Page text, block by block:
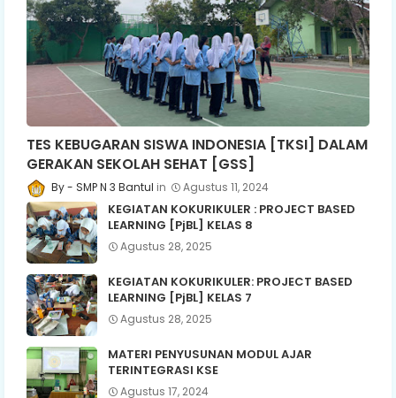
TES KEBUGARAN SISWA INDONESIA [TKSI] DALAM
GERAKAN SEKOLAH SEHAT [GSS]
SMP N 3 Bantul Agustus 11, 2024
KEGIATAN KOKURIKULER : PROJECT BASED
LEARNING [PjBL] KELAS 8
Agustus 28, 2025
KEGIATAN KOKURIKULER: PROJECT BASED
LEARNING [PjBL] KELAS 7
Agustus 28, 2025
MATERI PENYUSUNAN MODUL AJAR
TERINTEGRASI KSE
Agustus 17, 2024